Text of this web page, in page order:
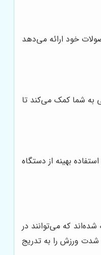
خود ارائه می‌دهد
به شما کمک می‌کند تا
بهینه از دستگاه
که می‌توانند در
شدت ورزش را به تدریج